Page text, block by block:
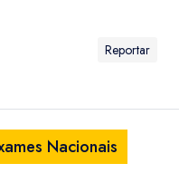
Reportar
Nacionais